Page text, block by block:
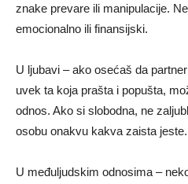
znake prevare ili manipulacije.
emocionalno ili finansijski.
U ljubavi – ako osećaš da
uvek ta koja prašta i popušta,
odnos. Ako si slobodna, ne
osobu onakvu kakva zaista jeste.
U međuljudskim odnosima –